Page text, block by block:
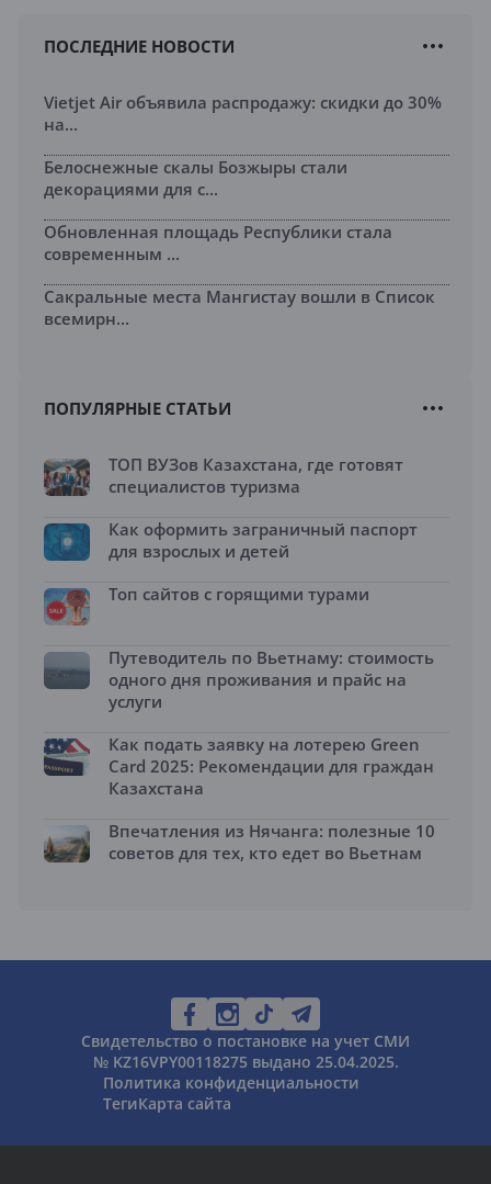
ПОСЛЕДНИЕ НОВОСТИ
Vietjet Air объявила распродажу: скидки до 30%
на...
Белоснежные скалы Бозжыры стали
декорациями для с...
Обновленная площадь Республики стала
современным ...
Сакральные места Мангистау вошли в Список
всемирн...
ПОПУЛЯРНЫЕ СТАТЬИ
ТОП ВУЗов Казахстана, где готовят
специалистов туризма
Как оформить заграничный паспорт
для взрослых и детей
Топ сайтов с горящими турами
Путеводитель по Вьетнаму: стоимость
одного дня проживания и прайс на
услуги
Как подать заявку на лотерею Green
Card 2025: Рекомендации для граждан
Казахстана
Впечатления из Нячанга: полезные 10
советов для тех, кто едет во Вьетнам
Свидетельство о постановке на учет СМИ
№ KZ16VPY00118275 выдано 25.04.2025.
Политика конфиденциальности
ТегиКарта сайта